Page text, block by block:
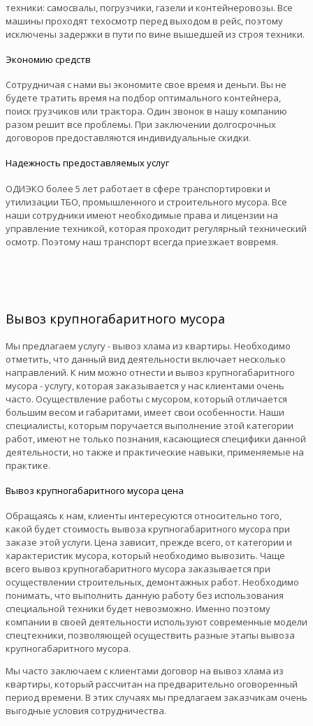
техники: самосвалы, погрузчики, газели и контейнеровозы. Все
машины проходят техосмотр перед выходом в рейс, поэтому
исключены задержки в пути по вине вышедшей из строя техники.
Экономию средств
Сотрудничая с нами вы экономите свое время и деньги. Вы не
будете тратить время на подбор оптимального контейнера,
поиск грузчиков или трактора. Один звонок в нашу компанию
разом решит все проблемы. При заключении долгосрочных
договоров предоставляются индивидуальные скидки.
Надежность предоставляемых услуг
ОДИЭКО более 5 лет работает в сфере транспортировки и
утилизации ТБО, промышленного и строительного мусора. Все
наши сотрудники имеют необходимые права и лицензии на
управление техникой, которая проходит регулярный технический
осмотр. Поэтому наш транспорт всегда приезжает вовремя.
Вывоз крупногабаритного мусора
Мы предлагаем услугу - вывоз хлама из квартиры. Необходимо
отметить, что данный вид деятельности включает несколько
направлений. К ним можно отнести и вывоз крупногабаритного
мусора - услугу, которая заказывается у нас клиентами очень
часто. Осуществление работы с мусором, который отличается
большим весом и габаритами, имеет свои особенности. Наши
специалисты, которым поручается выполнение этой категории
работ, имеют не только познания, касающиеся специфики данной
деятельности, но также и практические навыки, применяемые на
практике.
Вывоз крупногабаритного мусора цена
Обращаясь к нам, клиенты интересуются относительно того,
какой будет стоимость вывоза крупногабаритного мусора при
заказе этой услуги. Цена зависит, прежде всего, от категории и
характеристик мусора, который необходимо вывозить. Чаще
всего вывоз крупногабаритного мусора заказывается при
осуществлении строительных, демонтажных работ. Необходимо
понимать, что выполнить данную работу без использования
специальной техники будет невозможно. Именно поэтому
компании в своей деятельности используют современные модели
спецтехники, позволяющей осуществить разные этапы вывоза
крупногабаритного мусора.
Мы часто заключаем с клиентами договор на вывоз хлама из
квартиры, который рассчитан на предварительно оговоренный
период времени. В этих случаях мы предлагаем заказчикам очень
выгодные условия сотрудничества.